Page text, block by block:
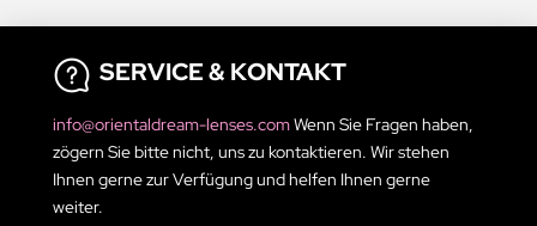
SERVICE & KONTAKT
info@orientaldream-lenses.comWenn Sie Fragen haben,
zögern Sie bitte nicht, uns zu kontaktieren. Wir stehen
Ihnen gerne zur Verfügung und helfen Ihnen gerne
weiter.